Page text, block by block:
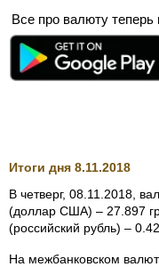
Все про валюту
Итоги дня 8.11.2018
В четверг, 08.11.2018,
(доллар США) – 27.897
(российский рубль) –
На межбанковском